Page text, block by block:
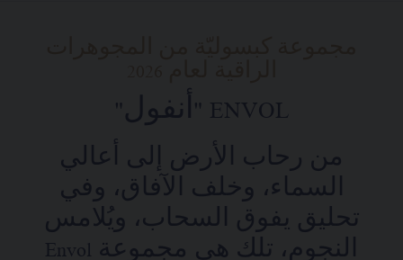
ENVOL "أنفول"
من رحاب الأرض إلى أعالي
السماء، وخلف الآفاق، وفي
تحليق يفوق السحاب، ويُلامس
النجوم، تلك هي مجموعة Envol